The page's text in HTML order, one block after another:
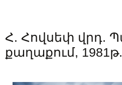
Հ. Հովսեփ վրդ.
քաղաքում,